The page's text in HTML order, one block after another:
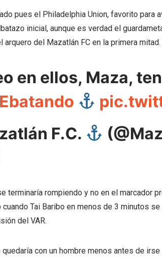
pues el Philadelphia Union, favorito para
inicial, aunque es verdad el
del Mazatlán FC en la primera mitad.
en ellos, Maza,
F.C.
terminaría rompiendo y no en el marcador
Tai Baribo en menos de 3 minutos
del VAR.
con un hombre menos antes de